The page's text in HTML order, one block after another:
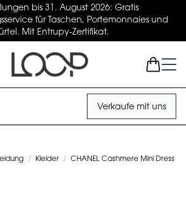
bis 31. August 2026: Gratis
für Taschen, Portemonnaies und
Mit Entrupy-Zertifikat.
Verkaufe mit uns
/ Kleider / CHANEL Cashmere Mini Dress